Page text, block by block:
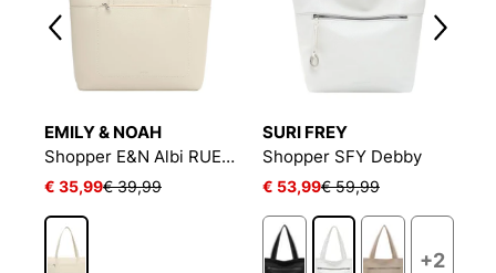
EMILY & NOAH
Shopper E&N Albi RUE 09
€ 35,99€ 39,99
SURI FREY
Shopper SFY Debby
€ 53,99€ 59,99
+2